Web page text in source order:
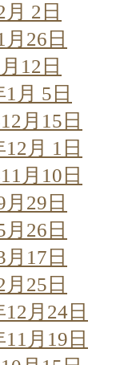
2日
26日
12日
月 5日
月15日
月 1日
月10日
29日
26日
17日
25日
月24日
月19日